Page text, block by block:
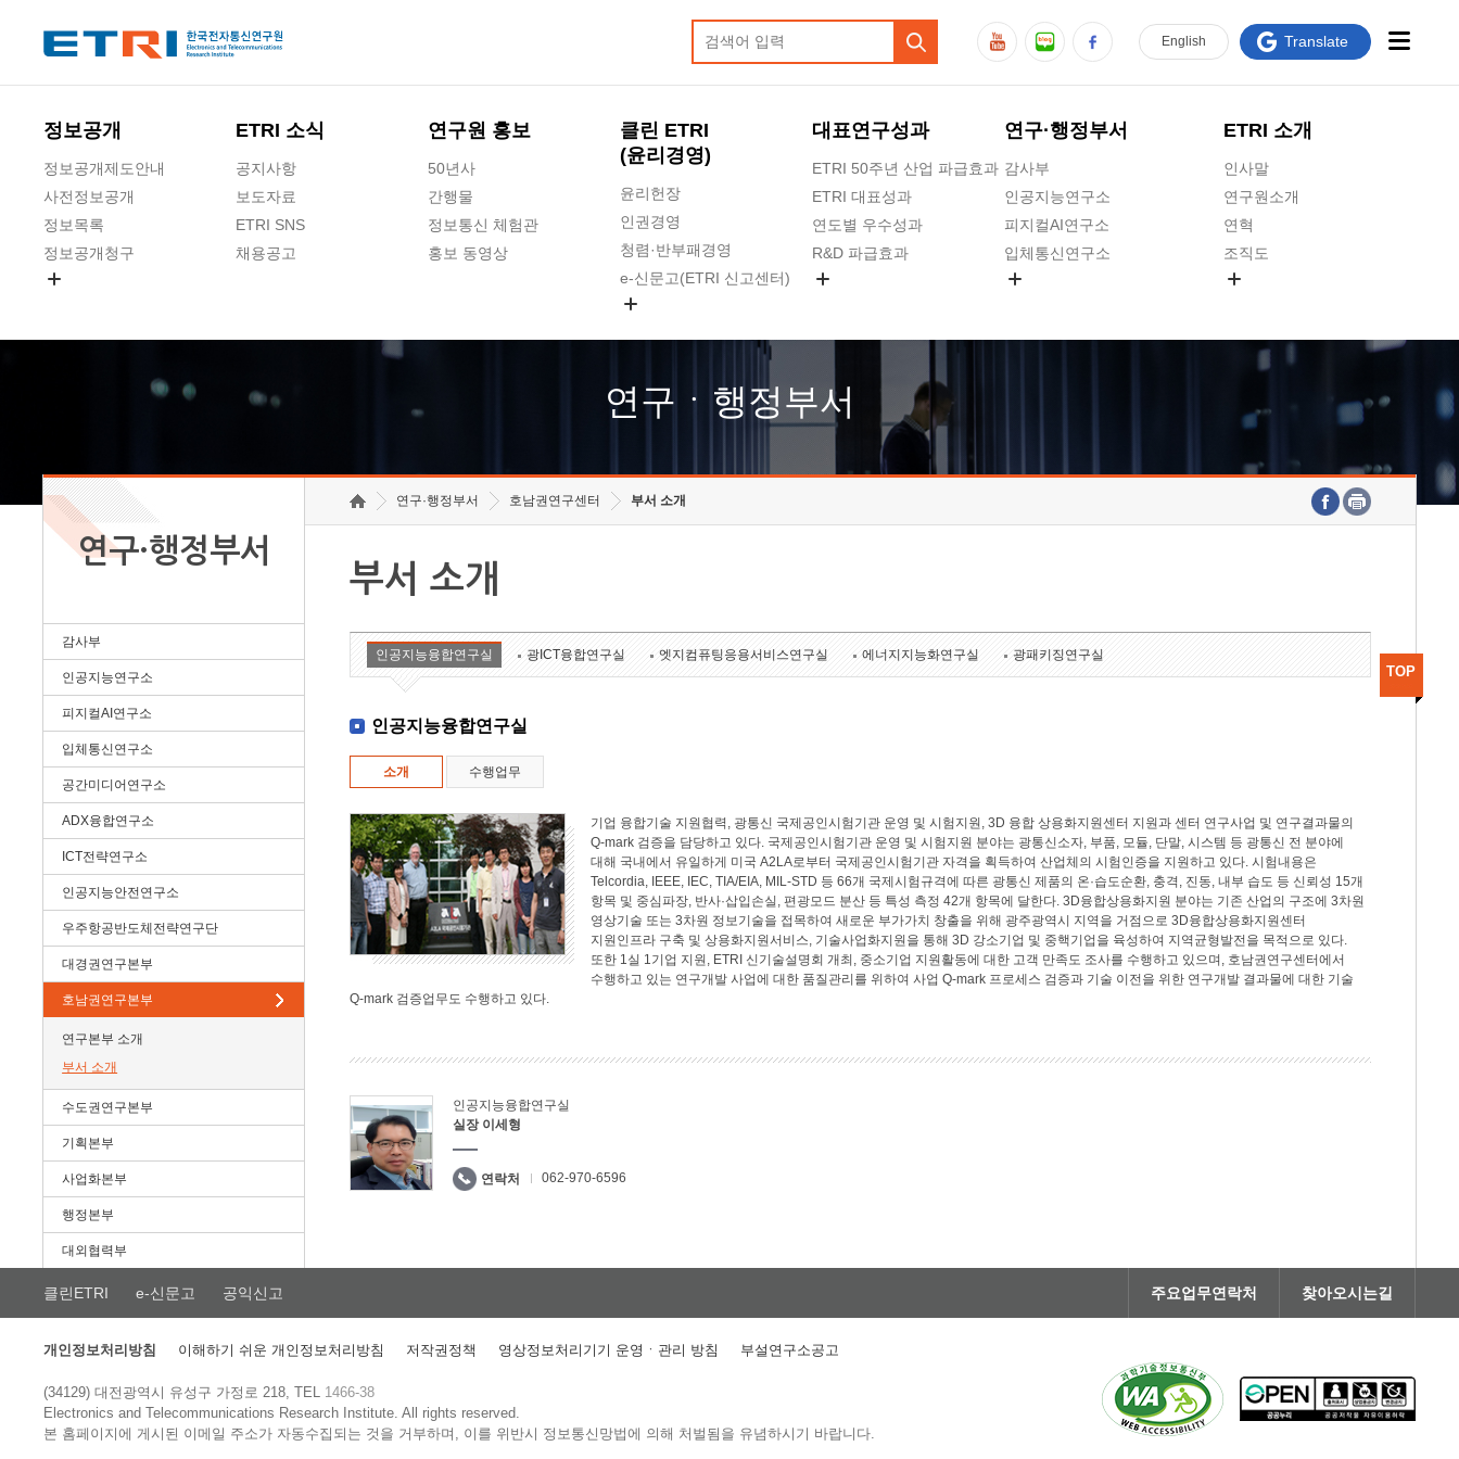
정보공개
정보공개제도안내
사전정보공개
정보목록
정보공개청구
ETRI 소식
공지사항
보도자료
ETRI SNS
채용공고
연구원 홍보
50년사
간행물
정보통신 체험관
홍보 동영상
클린 ETRI
(윤리경영)
윤리헌장
인권경영
청렴·반부패경영
e-신문고(ETRI 신고센터)
고객의소리
수의계약 현황
대표연구성과
ETRI 50주년 산업 파급효과
ETRI 대표성과
연도별 우수성과
R&D 파급효과
연구·행정부서
감사부
인공지능연구소
피지컬AI연구소
입체통신연구소
호남권연구본부
기획본부
ETRI 소개
인사말
연구원소개
연혁
조직도
연구원 고객헌장
주요업무연락처
English Translate
연구ㆍ행정부서
연구·행정부서
감사부
인공지능연구소
피지컬AI연구소
입체통신연구소
공간미디어연구소
ADX융합연구소
ICT전략연구소
인공지능안전연구소
우주항공반도체전략연구단
대경권연구본부
호남권연구본부
연구본부 소개
부서 소개
수도권연구본부
기획본부
사업화본부
행정본부
대외협력부
연구·행정부서 호남권연구센터 부서 소개
부서 소개
인공지능융합연구실 광ICT융합연구실 엣지컴퓨팅응용서비스연구실 에너지지능화연구실 광패키징연구실
인공지능융합연구실
소개 수행업무
기업 융합기술 지원협력, 광통신 국제공인시험기관 운영 및 시험지원, 3D 융합 상용화지원센터 지원과 센터 연구사업 및 연구결과물의
Q-mark 검증을 담당하고 있다. 국제공인시험기관 운영 및 시험지원 분야는 광통신소자, 부품, 모듈, 단말, 시스템 등 광통신 전 분야에
대해 국내에서 유일하게 미국 A2LA로부터 국제공인시험기관 자격을 획득하여 산업체의 시험인증을 지원하고 있다. 시험내용은
Telcordia, IEEE, IEC, TIA/EIA, MIL-STD 등 66개 국제시험규격에 따른 광통신 제품의 온·습도순환, 충격, 진동, 내부 습도 등 신뢰성 15개
항목 및 중심파장, 반사·삽입손실, 편광모드 분산 등 특성 측정 42개 항목에 달한다. 3D융합상용화지원 분야는 기존 산업의 구조에 3차원
영상기술 또는 3차원 정보기술을 접목하여 새로운 부가가치 창출을 위해 광주광역시 지역을 거점으로 3D융합상용화지원센터
지원인프라 구축 및 상용화지원서비스, 기술사업화지원을 통해 3D 강소기업 및 중핵기업을 육성하여 지역균형발전을 목적으로 있다.
또한 1실 1기업 지원, ETRI 신기술설명회 개최, 중소기업 지원활동에 대한 고객 만족도 조사를 수행하고 있으며, 호남권연구센터에서
수행하고 있는 연구개발 사업에 대한 품질관리를 위하여 사업 Q-mark 프로세스 검증과 기술 이전을 위한 연구개발 결과물에 대한 기술
Q-mark 검증업무도 수행하고 있다.
인공지능융합연구실
실장 이세형
연락처 062-970-6596
TOP
클린ETRI e-신문고 공익신고 주요업무연락처 찾아오시는길
개인정보처리방침 이해하기 쉬운 개인정보처리방침 저작권정책 영상정보처리기기 운영ㆍ관리 방침 부설연구소공고
(34129) 대전광역시 유성구 가정로 218, TEL 1466-38
Electronics and Telecommunications Research Institute.All rights reserved.
본 홈페이지에 게시된 이메일 주소가 자동수집되는 것을 거부하며, 이를 위반시 정보통신망법에 의해 처벌됨을 유념하시기 바랍니다.